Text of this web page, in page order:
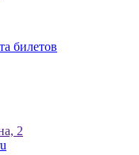
билетов
2